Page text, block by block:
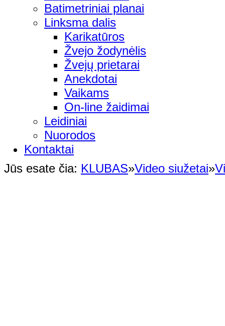
Batimetriniai planai
Linksma dalis
Karikatūros
Žvejo žodynėlis
Žvejų prietarai
Anekdotai
Vaikams
On-line žaidimai
Leidiniai
Nuorodos
Kontaktai
Jūs esate čia: KLUBAS»Video siužetai»